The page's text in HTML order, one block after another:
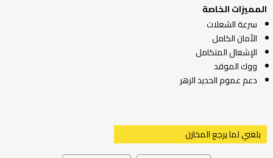
المميزات الخاصة
سرعة الشعلات
الأمان الكامل
الإشعال المتكامل
ووك الموقد
دعم عموم الحديد الزهر
بلغني لما يرجع المخازن